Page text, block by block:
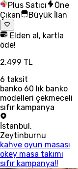
Plus Satıcı
Öne
Çıkan
Büyük İlan
Elden al, kartla
öde!
2.499 TL
6 taksit
banko 60 lık banko
modelleri çekmeceli
sıfır kampanya
İstanbul ,
Zeytinburnu
kahve oyun masası
okey masa takımı
sıfır kampanya!!